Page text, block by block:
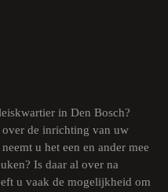
in Den Bosch?
de inrichting van uw
u het een en ander mee
Is daar al over na
u vaak de mogelijkheid om